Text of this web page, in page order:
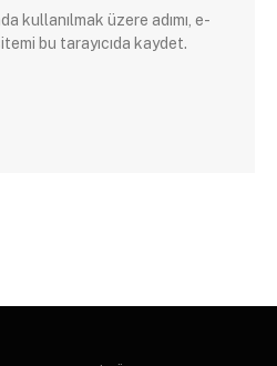
kullanılmak üzere adımı, e-
bu tarayıcıda kaydet.